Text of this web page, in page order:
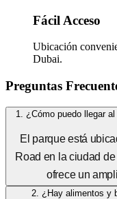
Fácil Acceso
Ubicación
Dubai.
Preguntas
1. ¿Cómo puedo llegar
El parque está
Road en la ciudad
ofrece un
2. ¿Hay alimentos y